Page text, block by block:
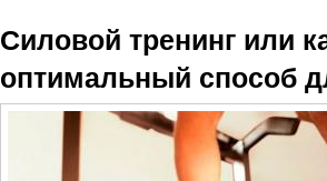
Силовой тренинг или
оптимальный способ